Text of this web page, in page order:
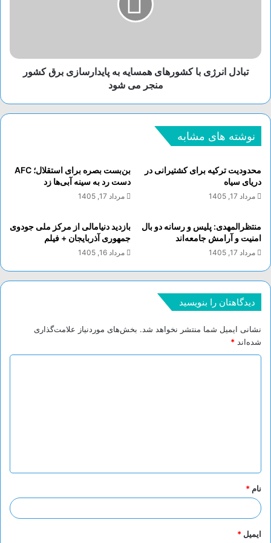
۹۸، با حساب ۲-۱ پیروز شد و توانست به نیمه
در مرحله نیمه نهایی ، فیورنتینا ایتالیا به مصاف
بازل سوئیس خواهد رفت و وست هم انگلیس
مقابل آلکمار هلند قرار می گیرد.
منبع
برچسب ها آلکمار بازل به چکش
حریف
رسیدند
ها
تبادل انرژی با کشورهای همسایه به پایدارسازی برق کشور
منجر می شود
نوشته های مشابه
محدودیت ترکیه برای کشتیرانی در
دریای سیاه
مرداد 17, 1405
بن‌بست بصره برای استقلال؛ AFC
دست رد به سینه آبی‌ها زد
مرداد 17, 1405
منتظرالمهدی: پلیس و رسانه دو بال
امنیت و آرامش جامعه‌اند
مرداد 17, 1405
بازدید دنیامالی از مرکز ملی جودوی
جمهوری آذربایجان + فیلم
مرداد 16, 1405
دیدگاهتان را بنویسید
نشانی ایمیل شما منتشر نخواهد شد. بخش‌های موردنیاز علامت‌گذاری
شده‌اند *
*
نام *
ایمیل *